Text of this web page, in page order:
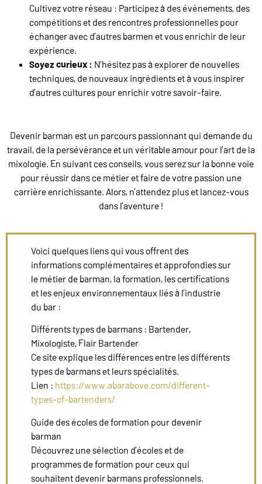
Cultivez votre réseau : Participez à des événements, des
compétitions et des rencontres professionnelles pour
échanger avec d’autres barmen et vous enrichir de leur
expérience.
Soyez curieux : N’hésitez pas à explorer de nouvelles
techniques, de nouveaux ingrédients et à vous inspirer
d’autres cultures pour enrichir votre savoir-faire.
Devenir barman est un parcours passionnant qui demande du
travail, de la persévérance et un véritable amour pour l’art de la
mixologie. En suivant ces conseils, vous serez sur la bonne voie
pour réussir dans ce métier et faire de votre passion une
carrière enrichissante. Alors, n’attendez plus et lancez-vous
dans l’aventure !
Voici quelques liens qui vous offrent des
informations complémentaires et approfondies sur
le métier de barman, la formation, les certifications
et les enjeux environnementaux liés à l’industrie
du bar :
Différents types de barmans : Bartender,
Mixologiste, Flair Bartender
Ce site explique les différences entre les différents
types de barmans et leurs spécialités.
Lien : https://www.abarabove.com/different-
types-of-bartenders/
Guide des écoles de formation pour devenir
barman
Découvrez une sélection d’écoles et de
programmes de formation pour ceux qui
souhaitent devenir barmans professionnels.